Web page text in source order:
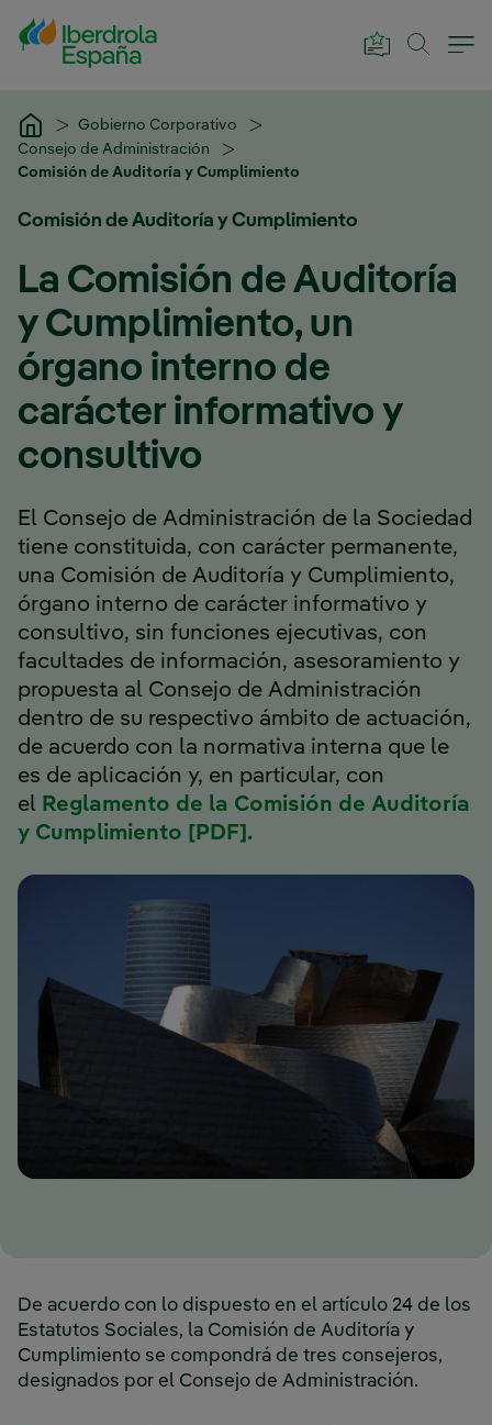
Saltar al contenido principal
Gobierno Corporativo
Consejo de Administración
Comisión de Auditoría y Cumplimiento
Comisión de Auditoría y Cumplimiento
La Comisión de Auditoría
y Cumplimiento, un
órgano interno de
carácter informativo y
consultivo
El Consejo de Administración de la Sociedad
tiene constituida, con carácter permanente,
una Comisión de Auditoría y Cumplimiento,
órgano interno de carácter informativo y
consultivo, sin funciones ejecutivas, con
facultades de información, asesoramiento y
propuesta al Consejo de Administración
dentro de su respectivo ámbito de actuación,
de acuerdo con la normativa interna que le
es de aplicación y, en particular, con
el Reglamento de la Comisión de Auditoría
y Cumplimiento [PDF].Enlace externo, se
De acuerdo con lo dispuesto en el artículo 24 de los
Estatutos Sociales, la Comisión de Auditoría y
Cumplimiento se compondrá de tres consejeros,
designados por el Consejo de Administración.